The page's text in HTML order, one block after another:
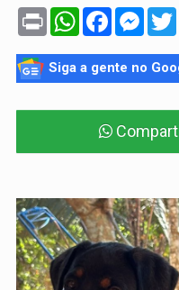
Print WhatsAppFacebook
Siga a gente no